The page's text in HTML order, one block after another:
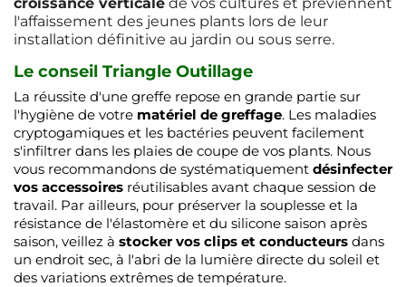
l'affaissement des jeunes plants lors de leur
installation définitive au jardin ou sous serre.
Le conseil Triangle Outillage
La réussite d'une greffe repose en grande partie sur
l'hygiène de votre matériel de greffage. Les maladies
cryptogamiques et les bactéries peuvent facilement
s'infiltrer dans les plaies de coupe de vos plants. Nous
vous recommandons de systématiquement désinfecter
vos accessoires réutilisables avant chaque session de
travail. Par ailleurs, pour préserver la souplesse et la
résistance de l'élastomère et du silicone saison après
saison, veillez à stocker vos clips et conducteurs dans
un endroit sec, à l'abri de la lumière directe du soleil et
des variations extrêmes de température.